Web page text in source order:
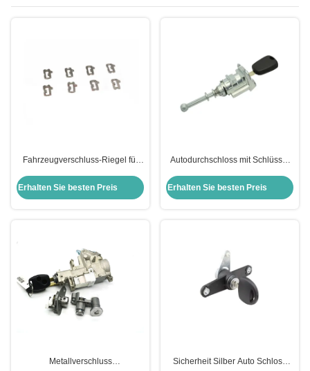
Fahrzeugverschluss-Riegel für
Schlusszylinder
Erhalten Sie besten Preis
Autodurchschloss mit Schlüssel
Autodürrzylinder
Erhalten Sie besten Preis
Metallverschluss
Sicherheit Silber Auto Schloss